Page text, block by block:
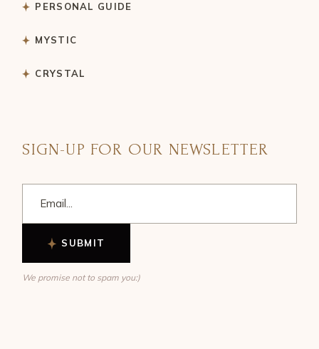
PERSONAL GUIDE
MYSTIC
CRYSTAL
SIGN-UP FOR OUR NEWSLETTER
SUBMIT
We promise not to spam you:)